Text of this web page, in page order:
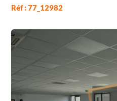
Réf : 77_12982